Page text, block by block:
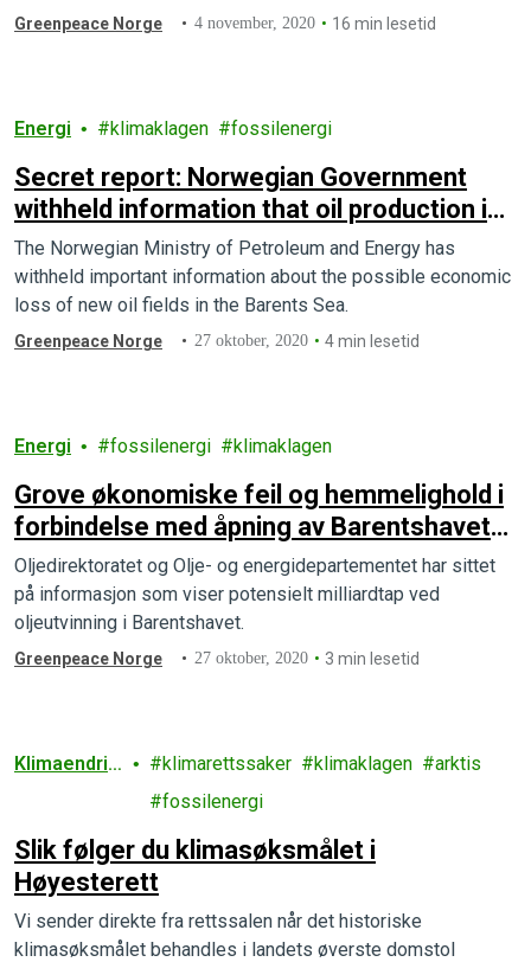
Greenpeace Norge 4 november, 2020 16 min lesetid
Energi klimaklagen fossilenergi
Secret report: Norwegian Government
withheld information that oil production in
the Arctic could lead to a loss in the
billions
The Norwegian Ministry of Petroleum and Energy has
withheld important information about the possible economic
loss of new oil fields in the Barents Sea.
Greenpeace Norge 27 oktober, 2020 4 min lesetid
Energi fossilenergi klimaklagen
Grove økonomiske feil og hemmelighold i
forbindelse med åpning av Barentshavet
sørøst
Oljedirektoratet og Olje- og energidepartementet har sittet
på informasjon som viser potensielt milliardtap ved
oljeutvinning i Barentshavet.
Greenpeace Norge 27 oktober, 2020 3 min lesetid
Klimaendrin
klimarettssaker klimaklagen
arktis
fossilenergi
Slik følger du klimasøksmålet i
Høyesterett
Vi sender direkte fra rettssalen når det historiske
klimasøksmålet behandles i landets øverste domstol